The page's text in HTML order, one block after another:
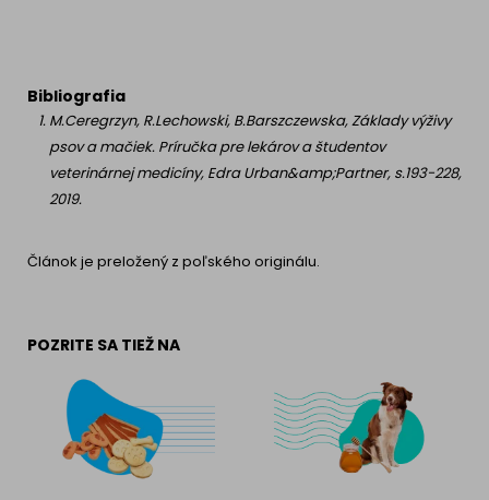
Bibliografia
M.Ceregrzyn, R.Lechowski, B.Barszczewska, Základy výživy
psov a mačiek. Príručka pre lekárov a študentov
veterinárnej medicíny, Edra Urban&amp;Partner, s.193-228,
2019.
Článok je preložený z poľského originálu.
POZRITE SA TIEŽ NA